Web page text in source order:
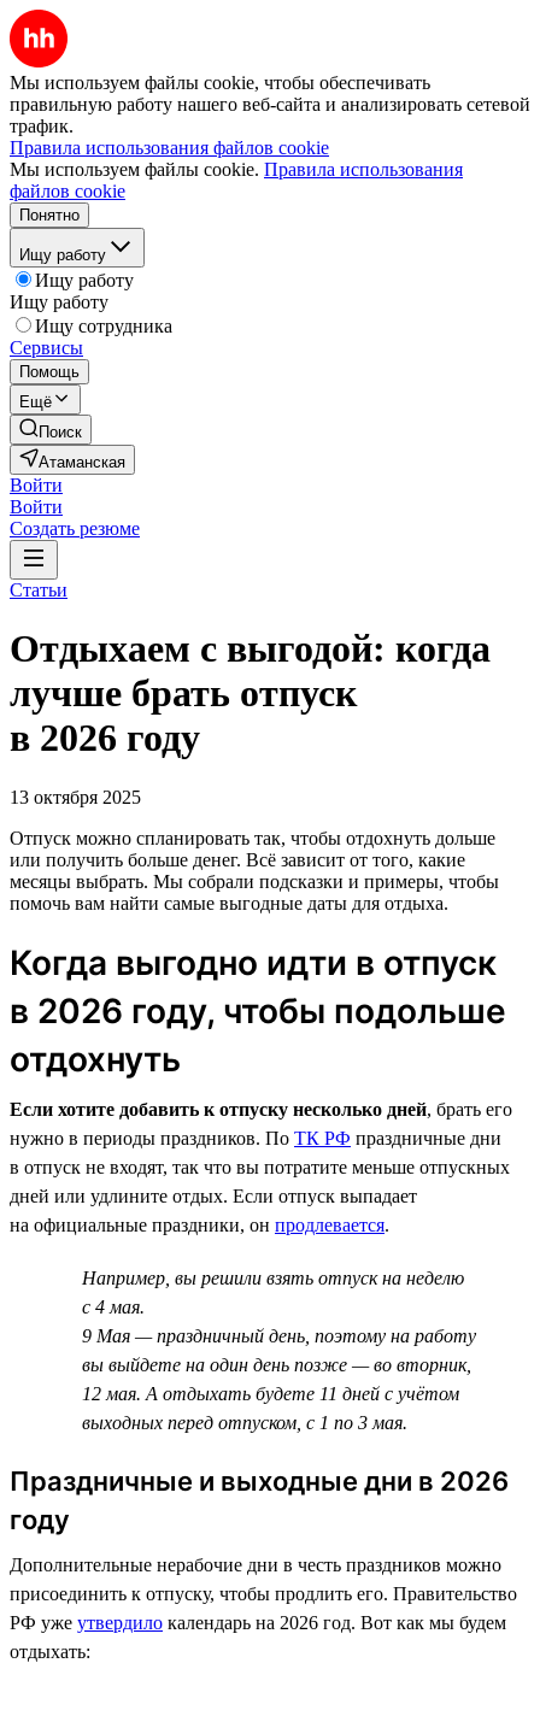
Мы используем файлы cookie, чтобы обеспечивать
правильную работу нашего веб-сайта и анализировать сетевой
трафик.
Правила использования файлов cookie
Мы используем файлы cookie. Правила использования
файлов cookie
Понятно
Ищу работу
Ищу работу
Ищу работу
Ищу сотрудника
Сервисы
Помощь
Ещё
Поиск
Атаманская
Войти
Войти
Создать резюме
Статьи
Отдыхаем с выгодой: когда
лучше брать отпуск
в 2026 году
13 октября 2025
Отпуск можно спланировать так, чтобы отдохнуть дольше
или получить больше денег. Всё зависит от того, какие
месяцы выбрать. Мы собрали подсказки и примеры, чтобы
помочь вам найти самые выгодные даты для отдыха.
Когда выгодно идти в отпуск
в 2026 году, чтобы подольше
отдохнуть
Если хотите добавить к отпуску несколько дней, брать его
нужно в периоды праздников. По ТК РФ праздничные дни
в отпуск не входят, так что вы потратите меньше отпускных
дней или удлините отдых. Если отпуск выпадает
на официальные праздники, он продлевается.
Например, вы решили взять отпуск на неделю
с 4 мая.
9 Мая — праздничный день, поэтому на работу
вы выйдете на один день позже — во вторник,
12 мая. А отдыхать будете 11 дней с учётом
выходных перед отпуском, с 1 по 3 мая.
Праздничные и выходные дни в 2026
году
Дополнительные нерабочие дни в честь праздников можно
присоединить к отпуску, чтобы продлить его. Правительство
РФ уже утвердило календарь на 2026 год. Вот как мы будем
отдыхать: